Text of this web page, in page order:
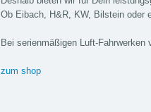
Ob Eibach, H&R, KW, Bilstein oder
Bei serienmäßigen Luft-
zum shop